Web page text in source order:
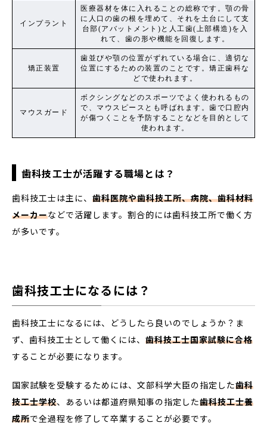
インプラント
医療器材を体に入れることの総称です。顎の骨
に人口の歯の根を埋めて、それを土台にして支
台部(アバットメント)と人工歯(上部構造)を入
れて、歯の形や機能を回復します。
矯正装置
歯並びや顎の位置がずれている場合に、適切な
位置にするための装置のことです。矯正歯科な
どで使われます。
マウスガード
ボクシングなどのスポーツでよく使われるもの
で、マウスピースとも呼ばれます。歯で口腔内
が傷つくことを予防することなどを目的として
使われます。
歯科技工士が活躍する職場とは？
歯科技工士は主に、 歯科医院や歯科技工所、病院、歯科材料
メーカーなどで活躍します。割合的には歯科技工所で働く方
が多いです。
歯科技工士になるには？
歯科技工士になるには、どうしたら良いのでしょうか？ま
ず、歯科技工士として働くには、 歯科技工士国家試験に合格
することが必要になります。
国家試験を受験するためには、文部科学大臣の指定した歯科
技工士学校、あるいは都道府県知事の指定した歯科技工士養
成所で全過程を修了して卒業することが必要です。